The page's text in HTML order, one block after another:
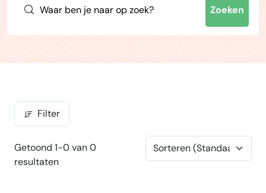
Zoeken
Filter
Getoond 1-0 van 0
resultaten